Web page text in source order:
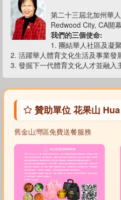
第二十三屆北加州華
Redwood City, CA開幕
我們的三個使命:
1. 團結華人社區及凝
2. 活躍華人體育文化生活及事業發
3. 發掘下一代體育文化人才並融入
贊助單位 花果山
舊金山灣區免費送餐服務